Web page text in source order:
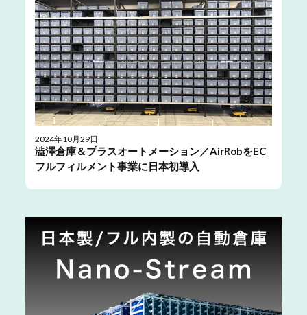
2024年10月29日
澁澤倉庫＆プラスオートメーション／AirRobをEC
フルフィルメント事業に日本初導入